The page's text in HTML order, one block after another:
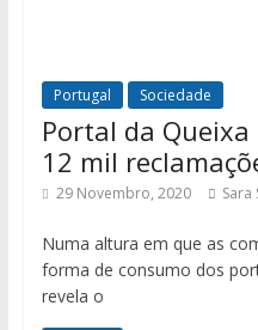
Portugal Sociedade
Portal da
12 mil
29 Novembro, 2020 Sara
Numa altura em que as
forma de consumo dos
revela o